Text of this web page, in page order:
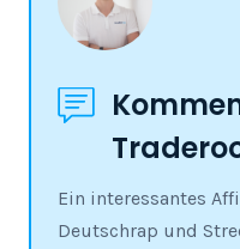
Ein interessantes
Deutschrap und